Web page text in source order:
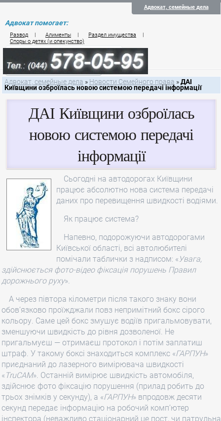
Адвокат, семейные дела
Адвокат помогает:
Развод | Алименты | Раздел имущества
|
Споры о детях (и опекунство)
Цены на услуги по семейному праву
Контакты семейного юриста
Адвокат, семейные дела » Новости Семейного права »ДАІ
Київщини озброїлась новою системою передачі інформації
ДАІ Київщини озброїлась
новою системою передачі
інформації
Сьогодні на автодорогах Київщини
працює абсолютно нова система передачі
даних про перевищення швидкості водіями.
Як працює система?
Напевно, подорожуючи автодорогами
Київської області, всі автолюбителі
помічали таблички з надписом: «Увага,
здійснюється фото-відео фіксація порушень Правил
дорожнього руху».
А через півтора кілометри після такого знаку вони
обов’язково проїжджали повз непримітний бокс сірого
кольору. Саме цей бокс змушує водіїв пригальмовувати,
зменшуючи швидкість до рівня дозволеної. Не
пригальмуєш — отримаєш протокол і потім заплатиш
штраф. У такому боксі знаходиться комплекс «ГАРПУН»
приєднаний до лазерного вимірювача швидкості
« TruCAM». Останній вимірює швидкість автомобіля,
здійснює фото фіксацію порушення (прилад робить до
трьох знімків у секунду), а «ГАРПУН» впродовж десяти
секунд передає інформацію на робочий комп’ютер
інспектора (неважливо стаціонарний це пост, чи патрульна